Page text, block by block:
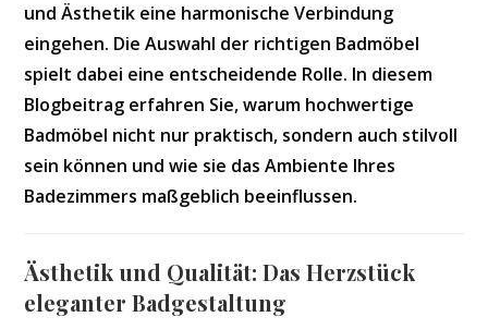
und Ästhetik eine harmonische Verbindung
eingehen. Die Auswahl der richtigen Badmöbel
spielt dabei eine entscheidende Rolle. In diesem
Blogbeitrag erfahren Sie, warum hochwertige
Badmöbel nicht nur praktisch, sondern auch stilvoll
sein können und wie sie das Ambiente Ihres
Badezimmers maßgeblich beeinflussen.
Ästhetik und Qualität: Das Herzstück
eleganter Badgestaltung